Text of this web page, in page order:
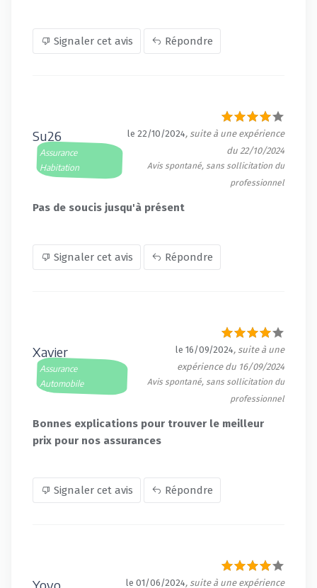
Signaler cet avis Répondre
Su26
Assurance
Habitation
le 22/10/2024, suite à une expérience
du 22/10/2024
Avis spontané, sans sollicitation du
professionnel
Pas de soucis jusqu'à présent
Signaler cet avis Répondre
Xavier
Assurance
Automobile
le 16/09/2024, suite à une
expérience du 16/09/2024
Avis spontané, sans sollicitation du
professionnel
Bonnes explications pour trouver le meilleur
prix pour nos assurances
Signaler cet avis Répondre
Yoyo le 01/06/2024, suite à une expérience